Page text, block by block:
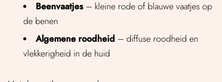
Beenvaatjes – kleine rode of blauwe vaatjes op
de benen
Algemene roodheid – diffuse roodheid en
vlekkerigheid in de huid